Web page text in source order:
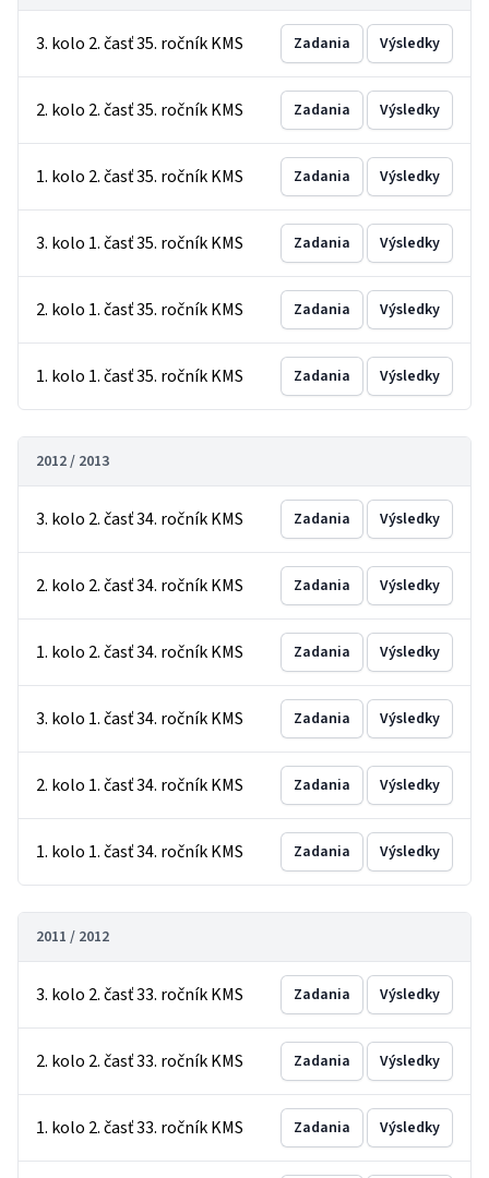
3. kolo 2. časť 35. ročník KMS Zadania Výsledky
2. kolo 2. časť 35. ročník KMS Zadania Výsledky
1. kolo 2. časť 35. ročník KMS Zadania Výsledky
3. kolo 1. časť 35. ročník KMS Zadania Výsledky
2. kolo 1. časť 35. ročník KMS Zadania Výsledky
1. kolo 1. časť 35. ročník KMS Zadania Výsledky
2012 / 2013
3. kolo 2. časť 34. ročník KMS Zadania Výsledky
2. kolo 2. časť 34. ročník KMS Zadania Výsledky
1. kolo 2. časť 34. ročník KMS Zadania Výsledky
3. kolo 1. časť 34. ročník KMS Zadania Výsledky
2. kolo 1. časť 34. ročník KMS Zadania Výsledky
1. kolo 1. časť 34. ročník KMS Zadania Výsledky
2011 / 2012
3. kolo 2. časť 33. ročník KMS Zadania Výsledky
2. kolo 2. časť 33. ročník KMS Zadania Výsledky
1. kolo 2. časť 33. ročník KMS Zadania Výsledky